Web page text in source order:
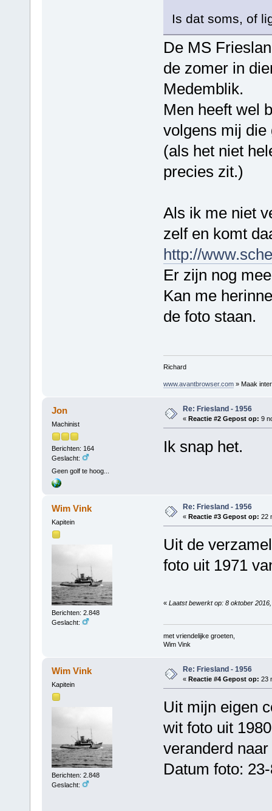
Is dat soms, of
De MS
de zomer in
Medemblik.
Men heeft wel
volgens mij die
(als het niet
precies zit.)
Als ik me niet
zelf en komt
http://
Er zijn nog
Kan me
de foto staan.
Richard
www.avantbrowser.com» Maak
Jon
Machinist
Berichten: 164
Geslacht:
Geen golf te hoog...
Re: Friesland - 1956
« Reactie #2 Gepost op: 9
Ik snap het.
Wim Vink
Kapitein
Berichten: 2.848
Geslacht:
Re: Friesland - 1956
« Reactie #3 Gepost op: 22
Uit de
foto uit 1971
« Laatst bewerkt op: 8 oktober
met vriendelijke groeten,
Wim Vink
Wim Vink
Kapitein
Berichten: 2.848
Geslacht:
Re: Friesland - 1956
« Reactie #4 Gepost op: 23
Uit mijn eigen
wit foto uit
veranderd
Datum foto: